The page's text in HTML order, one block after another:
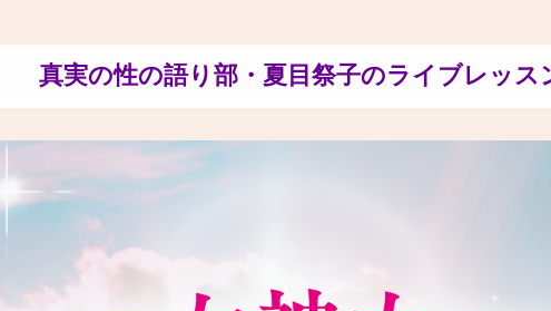
真実の性の語り部・夏目祭子のライブレッス